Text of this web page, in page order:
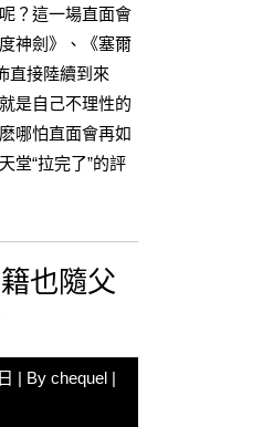
？這一場直面會
神劍》、《塞爾
直接陸續到來
是自己不理性的
哪怕直面會再如
堂“拉完了”的評
也隨父
| By chequel |